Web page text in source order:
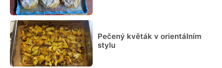
Pečený květák v orientálním
stylu